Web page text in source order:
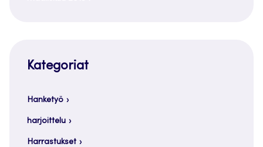
Kategoriat
Hanketyö
harjoittelu
Harrastukset